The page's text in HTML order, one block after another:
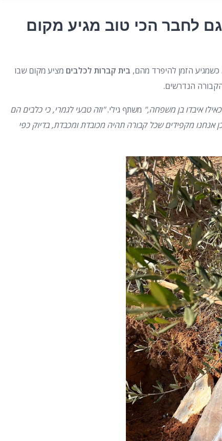
לחבר הכי טוב מגיע מקום
הזמן להיפרד מהם, בית קברות לכלבים מציע מקום שבו
הנדרשים.
איבדו בן משפחה," משתף גילי."וזה טבעי לגמרי, כי כלבים הם
אנחנו מקפידים שכל קבורה תהיה מכובדת ומכבדת, בדיוק כפי